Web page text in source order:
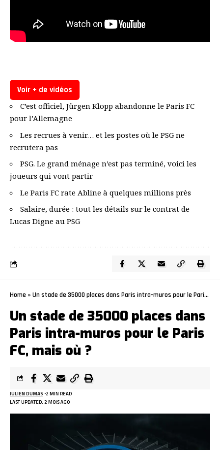
Voir + de vidéos
C’est officiel, Jürgen Klopp abandonne le Paris FC
pour l’Allemagne
Les recrues à venir… et les postes où le PSG ne
recrutera pas
PSG. Le grand ménage n’est pas terminé, voici les
joueurs qui vont partir
Le Paris FC rate Abline à quelques millions près
Salaire, durée : tout les détails sur le contrat de
Lucas Digne au PSG
Home » Un stade de 35000 places dans Paris intra-muros pour le Paris FC, mais où ?
Un stade de 35000 places dans
Paris intra-muros pour le Paris
FC, mais où ?
LAST UPDATED: 2 MOIS AGO
JULIEN DUMAS 2 MIN READ